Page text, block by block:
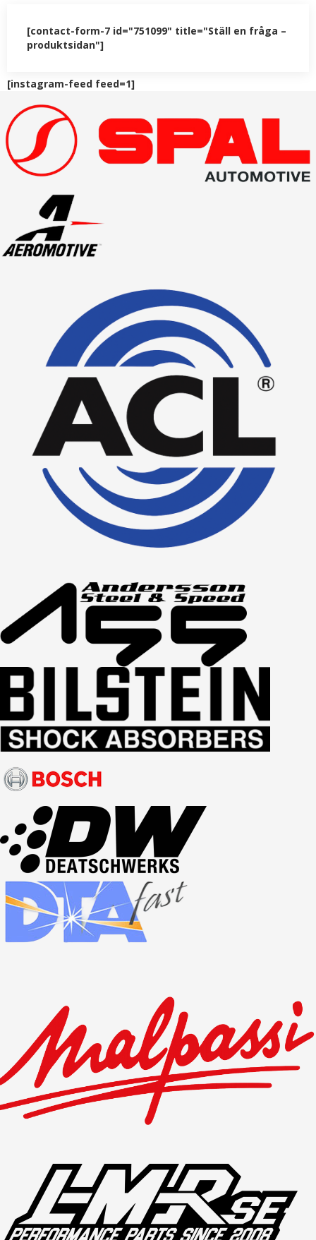
[contact-form-7 id="751099" title="Ställ en fråga –
produktsidan"]
[instagram-feed feed=1]